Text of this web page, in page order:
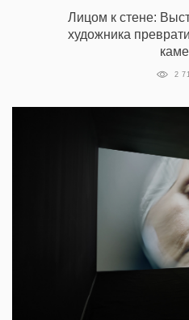
Лицом к стене:
художника
2